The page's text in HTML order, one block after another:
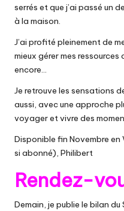
serrés et que j’ai passé un
à la maison.
J’ai profité pleinement de
mieux gérer mes ressources
encore…
Je retrouve les sensations
aussi, avec une approche
voyager et vivre des
Disponible fin Novembre en
si abonné), Philibert
Rendez-
Demain, je publie le bilan